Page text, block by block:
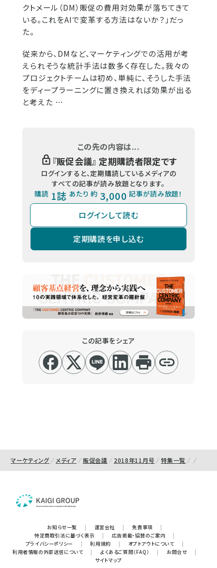
クトメール（DM）販促の費用対効果が落ちてきて
いる。これをAIで変革する方法はないか？」だっ
た。
従来から、DMなど、マーケティングでの活用が考
えられそうな統計手法は数多く存在した。我々の
プロジェクトチームは初め、単純に、そうした手法
をディープラーニングに置き換えれば効果が出る
と考えた …
この先の内容は...
『販促会議』 定期購読者限定です
ログインすると、定期購読しているメディアの
すべての記事が読み放題となります。
購読 1誌 あたり 約 3,000 記事が読み放題！
ログインして読む
定期購読を申し込む
この記事をシェア
マーケティング メディア 販促会議 2018年11月号 特集一覧
お知らせ一覧 | 運営会社 | 免責事項
|
特定商取引法に基づく表示
| 広告掲載・協賛のご案内
|
プライバシーポリシー
| 利用規約 | オプトアウトについて
|
利用者情報の外部送信について
| よくあるご質問（FAQ） | お問合せ
|
サイトマップ